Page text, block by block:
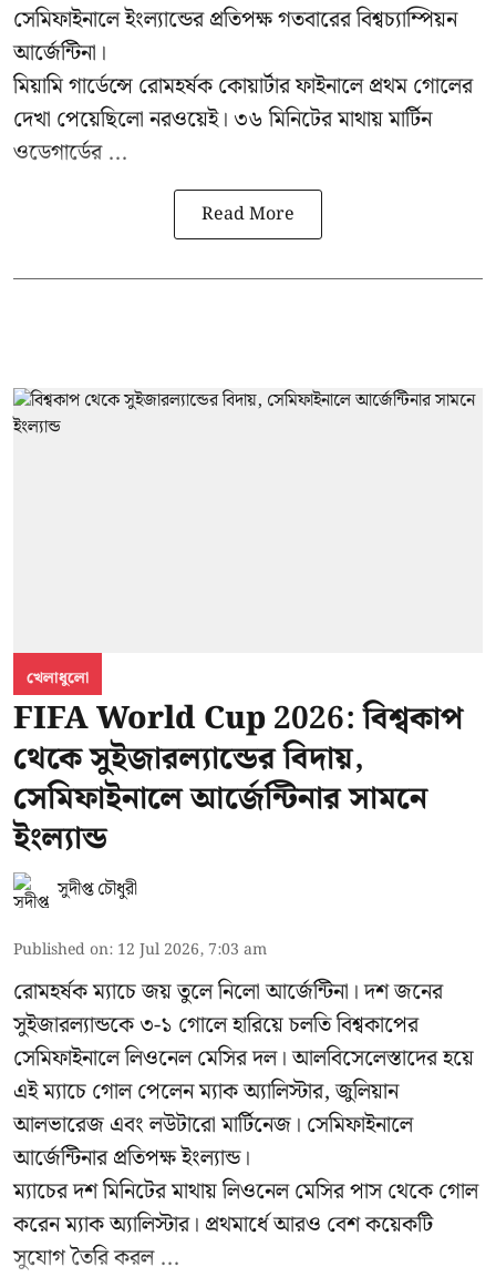
সেমিফাইনালে ইংল্যান্ডের প্রতিপক্ষ গতবারের বিশ্বচ্যাম্পিয়ন
আর্জেন্টিনা।
মিয়ামি গার্ডেন্সে রোমহর্ষক কোয়ার্টার ফাইনালে প্রথম গোলের
দেখা পেয়েছিলো নরওয়েই। ৩৬ মিনিটের মাথায় মার্টিন
ওডেগার্ডের ...
Read More
খেলাধুলো
FIFA World Cup 2026: বিশ্বকাপ
থেকে সুইজারল্যান্ডের বিদায়,
সেমিফাইনালে আর্জেন্টিনার সামনে
ইংল্যান্ড
সুদীপ্ত চৌধুরী
Published on: 12 Jul 2026, 7:03 am
রোমহর্ষক ম্যাচে জয় তুলে নিলো আর্জেন্টিনা। দশ জনের
সুইজারল্যান্ডকে ৩-১ গোলে হারিয়ে চলতি বিশ্বকাপের
সেমিফাইনালে লিওনেল মেসির দল। আলবিসেলেস্তাদের হয়ে
এই ম্যাচে গোল পেলেন ম্যাক অ্যালিস্টার, জুলিয়ান
আলভারেজ এবং লউটারো মার্টিনেজ। সেমিফাইনালে
আর্জেন্টিনার প্রতিপক্ষ ইংল্যান্ড।
ম্যাচের দশ মিনিটের মাথায় লিওনেল মেসির পাস থেকে গোল
করেন ম্যাক অ্যালিস্টার। প্রথমার্ধে আরও বেশ কয়েকটি
সুযোগ তৈরি করল ...